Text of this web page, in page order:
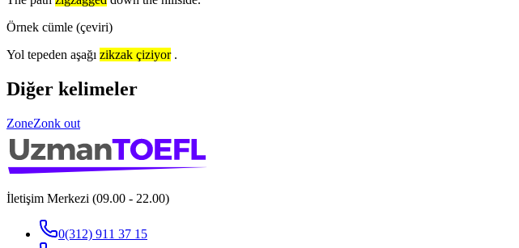
Örnek cümle (çeviri)
Yol tepeden aşağı zikzak çiziyor .
Diğer kelimeler
ZoneZonk out
İletişim Merkezi (09.00 - 22.00)
0(312) 911 37 15